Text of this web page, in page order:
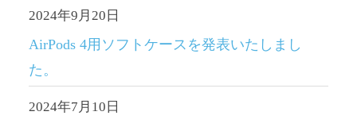
AirPods 4用ソフトケースを発表いたしまし
た。
2024年9月20日
2024年7月10日